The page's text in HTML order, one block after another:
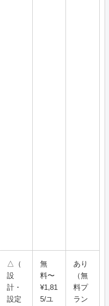
△（
設
計・
設定
無
料〜
¥1,81
5/ユ
あり
（無
料プ
ラン